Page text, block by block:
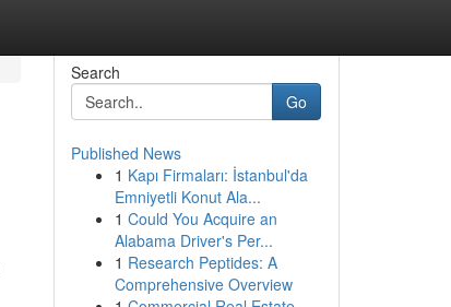
Search
Go
Published News
1 Kapı Firmaları: İstanbul'da
Emniyetli Konut Ala...
1 Could You Acquire an
Alabama Driver's Per...
1 Research Peptides: A
Comprehensive Overview